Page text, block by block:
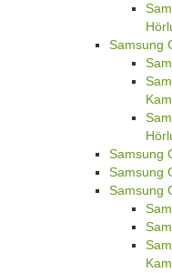
Samsung
Samsung
Samsung
Samsung